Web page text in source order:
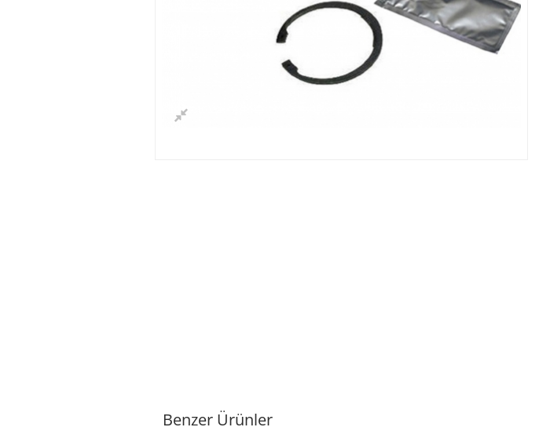
Benzer Ürünler